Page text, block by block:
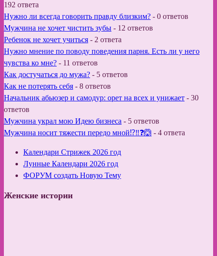
192 ответа
Нужно ли всегда говорить правду близким? - 0 ответов
Мужчина не хочет чистить зубы - 12 ответов
Ребенок не хочет учиться - 2 ответа
Нужно мнение по поводу поведения парня. Есть ли у него
чувства ко мне? - 11 ответов
Как достучаться до мужа? - 5 ответов
Как не потерять себя - 8 ответов
Начальник абьюзер и самодур: орет на всех и унижает - 30
ответов
Мужчина украл мою Идею бизнеса - 5 ответов
Мужчина носит тяжести передо мной⁉️‼️❓🙆 - 4 ответа
Календари Стрижек 2026 год
Лунные Календари 2026 год
ФОРУМ создать Новую Тему
Женские истории